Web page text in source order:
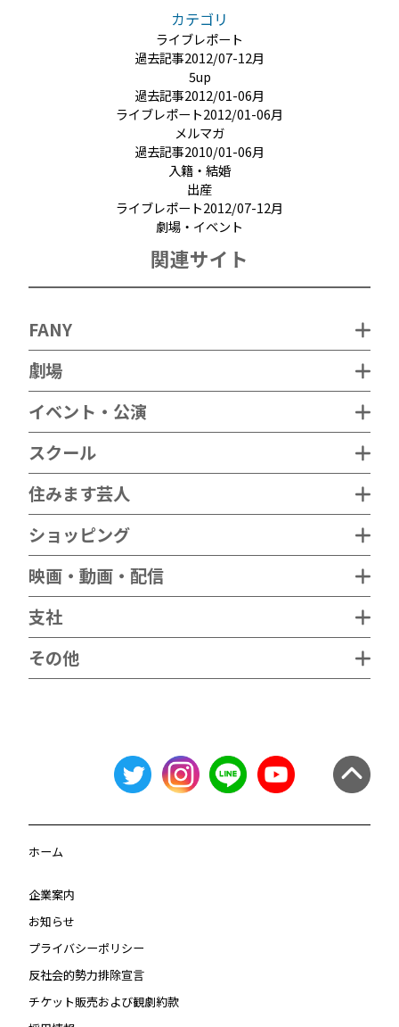
カテゴリ
ライブレポート
過去記事2012/07-12月
5up
過去記事2012/01-06月
ライブレポート2012/01-06月
メルマガ
過去記事2010/01-06月
入籍・結婚
出産
ライブレポート2012/07-12月
劇場・イベント
関連サイト
FANY
劇場
イベント・公演
スクール
住みます芸人
ショッピング
映画・動画・配信
支社
その他
ホーム
企業案内
お知らせ
プライバシーポリシー
反社会的勢力排除宣言
チケット販売および観劇約款